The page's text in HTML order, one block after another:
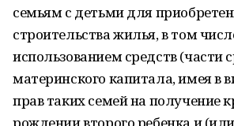
семьям с детьми для
строительства жилья, в том
использованием средств (части
материнского капитала, имея в
прав таких семей на получение